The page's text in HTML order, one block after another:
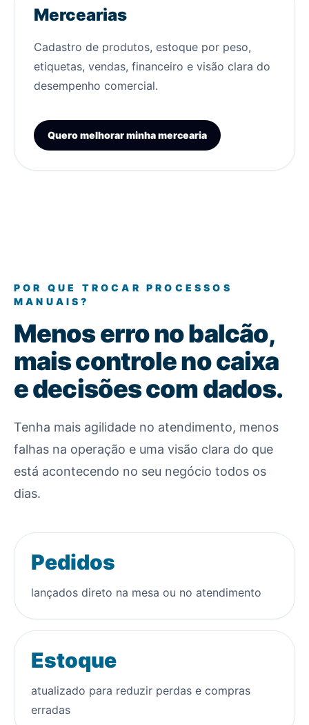
Mercearias
Cadastro de produtos, estoque por peso,
etiquetas, vendas, financeiro e visão clara do
desempenho comercial.
Quero melhorar minha mercearia
POR QUE TROCAR PROCESSOS
MANUAIS?
Menos erro no balcão,
mais controle no caixa
e decisões com dados.
Tenha mais agilidade no atendimento, menos
falhas na operação e uma visão clara do que
está acontecendo no seu negócio todos os
dias.
Pedidos
lançados direto na mesa ou no atendimento
Estoque
atualizado para reduzir perdas e compras
erradas